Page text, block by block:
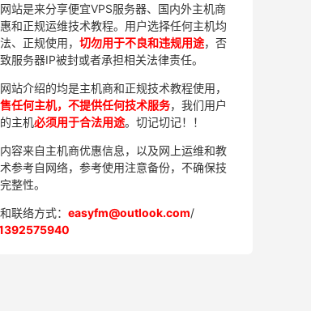
站是来分享便宜VPS服务器、国内外主机商
和正规运维技术教程。用户选择任何主机均
、正规使用， 切勿用于不良和违规用途，否
服务器IP被封或者承担相关法律责任。
站介绍的均是主机商和正规技术教程使用，
任何主机，不提供任何技术服务，我们用户
主机必须用于合法用途。切记切记！！
容来自主机商优惠信息，以及网上运维和教
参考自网络，参考使用注意备份，不确保技
整性。
联络方式： easyfm@outlook.com/